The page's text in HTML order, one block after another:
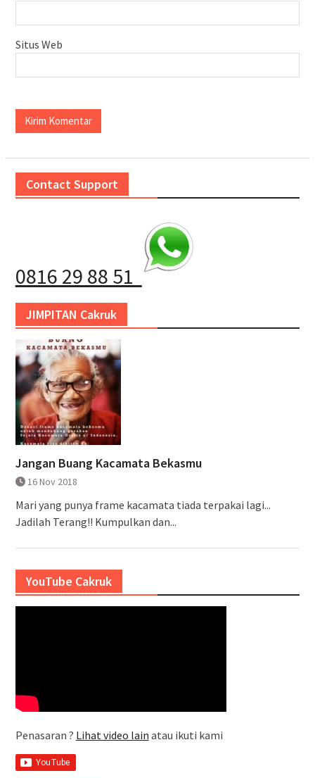
Situs Web
Contact Support
0816 29 88 51
JIMPITAN Cakruk
Jangan Buang Kacamata Bekasmu
16 Nov 2018
Mari yang punya frame kacamata tiada terpakai lagi...
Jadilah Terang!! Kumpulkan dan...
YouTube Cakruk
Penasaran ? Lihat video lain atau ikuti kami